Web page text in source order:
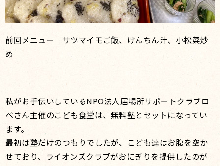
前回メニュー サツマイモご飯、けんちん汁、小松菜炒
め
私がお手伝いしているNPO法人居場所サポートクラブロ
ベさん主催のこども食堂は、無料塾とセットになってい
ます。
最初は塾だけのつもりでしたが、こども達はお腹を空か
せており、ライオンズクラブがおにぎりを提供したのが